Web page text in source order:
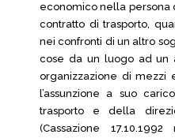
economico nella persona
contratto di trasporto,
nei confronti di un altro
cose da un luogo ad un
organizzazione di mezzi
l’assunzione a suo
trasporto e della
(Cassazione 17.10.1992